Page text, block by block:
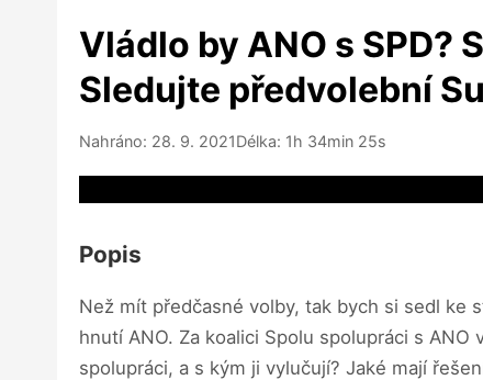
Vládlo by ANO s SPD?
Sledujte předvolební
Nahráno: 28. 9. 2021Délka: 1h 34min 25s
Popis
Než mít předčasné volby, tak bych si sedl ke
hnutí ANO. Za koalici Spolu spolupráci s
spolupráci, a s kým ji vylučují? Jaké mají